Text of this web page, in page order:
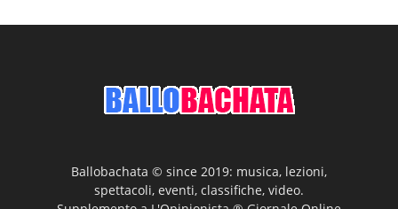
Ballobachata © since 2019: musica, lezioni,
spettacoli, eventi, classifiche, video.